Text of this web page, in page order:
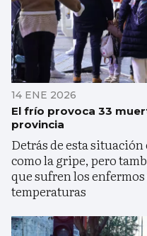
14 ENE 2026
El frío provoca 33
provincia
Detrás de esta
como la gripe, pero
que sufren los
temperaturas